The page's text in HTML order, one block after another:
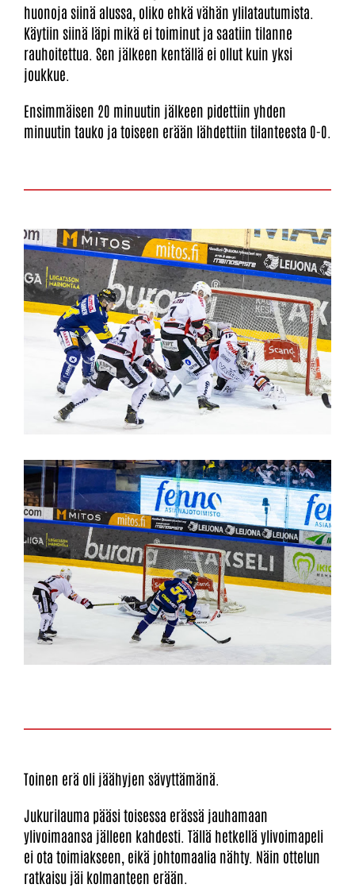
huonoja siinä alussa, oliko ehkä vähän ylilatautumista.
Käytiin siinä läpi mikä ei toiminut ja saatiin tilanne
rauhoitettua. Sen jälkeen kentällä ei ollut kuin yksi
joukkue.
Ensimmäisen 20 minuutin jälkeen pidettiin yhden
minuutin tauko ja toiseen erään lähdettiin tilanteesta 0-0.
Toinen erä oli jäähyjen sävyttämänä.
Jukurilauma pääsi toisessa erässä jauhamaan
ylivoimaansa jälleen kahdesti. Tällä hetkellä ylivoimapeli
ei ota toimiakseen, eikä johtomaalia nähty. Näin ottelun
ratkaisu jäi kolmanteen erään.